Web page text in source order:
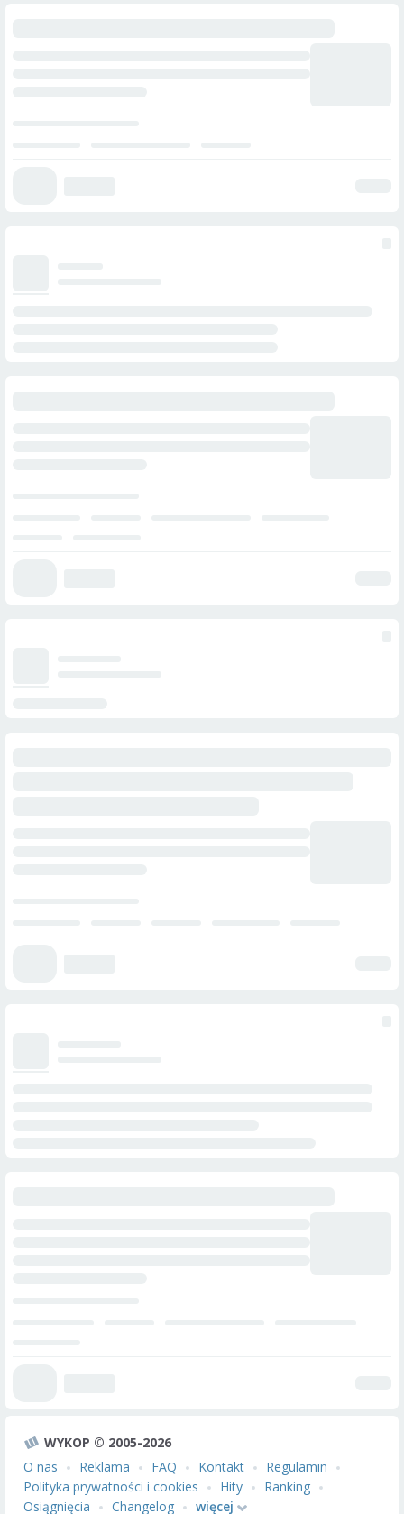
WYKOP © 2005-2026
O nas
Reklama FAQ Kontakt
Regulamin
Polityka prywatności i cookies
Hity
Ranking
Osiągnięcia
Changelog więcej